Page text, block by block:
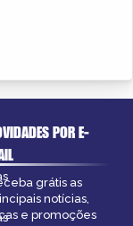
POR E-
grátis as
notícias,
e promoções